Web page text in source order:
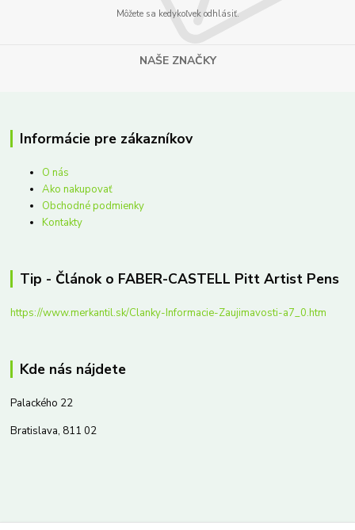
Môžete sa kedykoľvek odhlásiť.
NAŠE ZNAČKY
Informácie pre zákazníkov
O nás
Ako nakupovať
Obchodné podmienky
Kontakty
Tip - Článok o FABER-CASTELL Pitt Artist Pens
https://www.merkantil.sk/Clanky-Informacie-Zaujimavosti-a7_0.htm
Kde nás nájdete
Palackého 22
Bratislava, 811 02